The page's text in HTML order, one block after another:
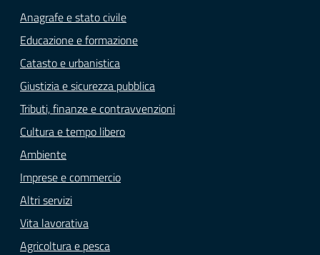
Anagrafe e stato civile
Educazione e formazione
Catasto e urbanistica
Giustizia e sicurezza pubblica
Tributi, finanze e contravvenzioni
Cultura e tempo libero
Ambiente
Imprese e commercio
Altri servizi
Vita lavorativa
Agricoltura e pesca